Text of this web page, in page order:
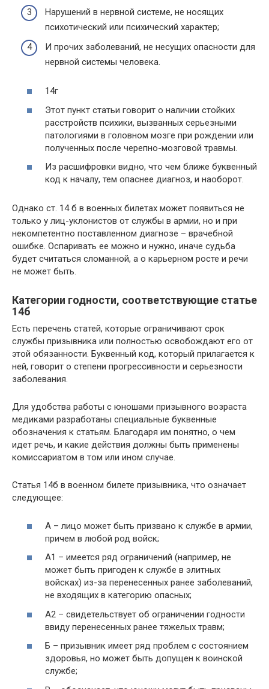
Нарушений в нервной системе, не носящих
психотический или психический характер;
И прочих заболеваний, не несущих опасности для
нервной системы человека.
14г
Этот пункт статьи говорит о наличии стойких
расстройств психики, вызванных серьезными
патологиями в головном мозге при рождении или
полученных после черепно-мозговой травмы.
Из расшифровки видно, что чем ближе буквенный
код к началу, тем опаснее диагноз, и наоборот.
Однако ст. 14 б в военных билетах может появиться не
только у лиц-уклонистов от службы в армии, но и при
некомпетентно поставленном диагнозе – врачебной
ошибке. Оспаривать ее можно и нужно, иначе судьба
будет считаться сломанной, а о карьерном росте и речи
не может быть.
Категории годности, соответствующие статье
14б
Есть перечень статей, которые ограничивают срок
службы призывника или полностью освобождают его от
этой обязанности. Буквенный код, который прилагается к
ней, говорит о степени прогрессивности и серьезности
заболевания.
Для удобства работы с юношами призывного возраста
медиками разработаны специальные буквенные
обозначения к статьям. Благодаря им понятно, о чем
идет речь, и какие действия должны быть применены
комиссариатом в том или ином случае.
Статья 14б в военном билете призывника, что означает
следующее:
А – лицо может быть призвано к службе в армии,
причем в любой род войск;
А1 – имеется ряд ограничений (например, не
может быть пригоден к службе в элитных
войсках) из-за перенесенных ранее заболеваний,
не входящих в категорию опасных;
А2 – свидетельствует об ограничении годности
ввиду перенесенных ранее тяжелых травм;
Б – призывник имеет ряд проблем с состоянием
здоровья, но может быть допущен к воинской
службе;